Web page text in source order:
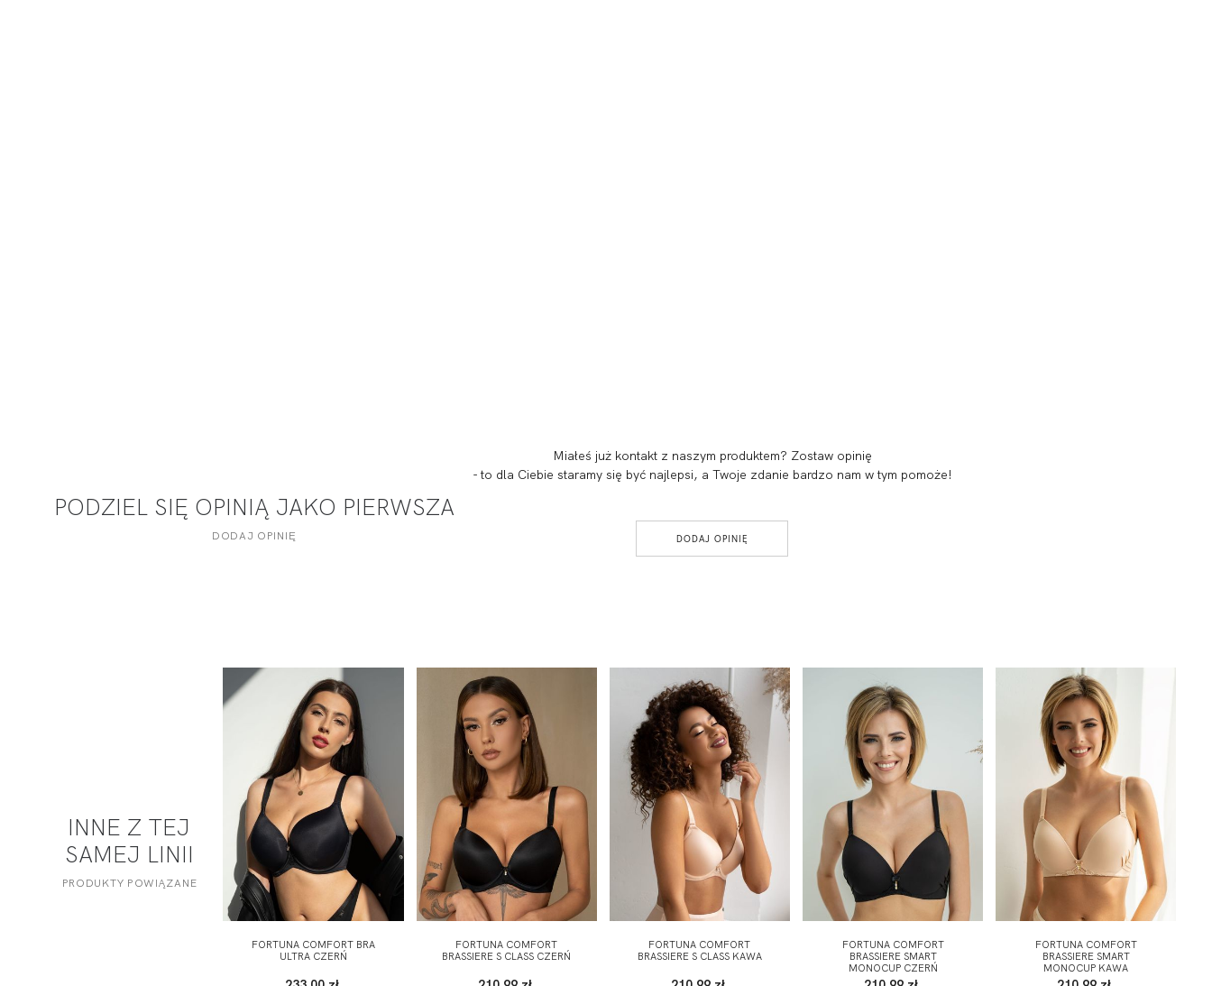
PODZIEL SIĘ OPINIĄ JAKO PIERWSZA
DODAJ OPINIĘ
Miałeś już kontakt z naszym produktem? Zostaw opinię
- to dla Ciebie staramy się być najlepsi, a Twoje zdanie bardzo nam w tym pomoże!
DODAJ OPINIĘ
INNE Z TEJ
SAMEJ LINII
PRODUKTY POWIĄZANE
FORTUNA COMFORT BRA
ULTRA CZERŃ
FORTUNA COMFORT
BRASSIERE S CLASS CZERŃ
FORTUNA COMFORT
BRASSIERE S CLASS KAWA
FORTUNA COMFORT
BRASSIERE SMART
MONOCUP CZERŃ
FORTUNA COMFORT
BRASSIERE SMART
MONOCUP KAWA